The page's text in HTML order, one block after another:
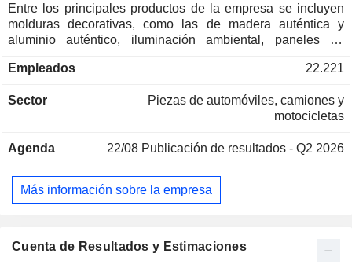
Entre los principales productos de la empresa se incluyen
molduras decorativas, como las de madera auténtica y
aluminio auténtico, iluminación ambiental, paneles de
pilares, techos, reposacabezas, conductos de aire, rejillas,
eléctricos y otros embellecedores interiores y exteriores,
carcasas de baterías, piezas de estampado en frío,
solares y otras piezas metálicas de la carrocería, sistemas
componentes plásticos de protección de alta tensión y otros
productos electrónicos y de nuevas energías. La empresa
Empleados 22.221
Sector
Piezas de automóviles, camiones y
motocicletas
Agenda 22/08 Publicación de resultados - Q2 2026
Más información sobre la empresa
Cuenta de Resultados y Estimaciones